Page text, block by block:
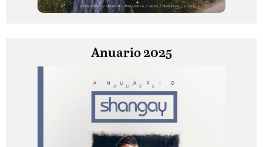
Anuario 2025